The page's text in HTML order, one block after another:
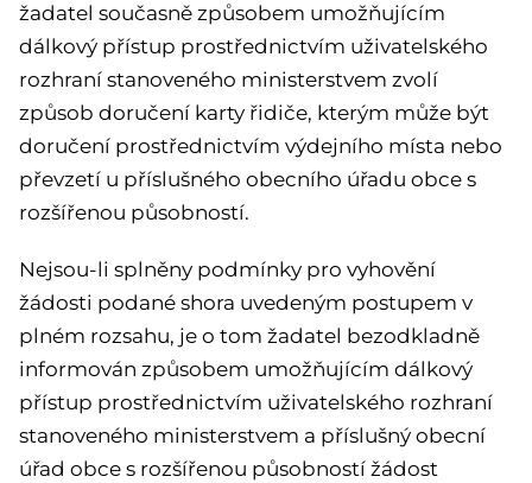
žadatel současně způsobem umožňujícím
dálkový přístup prostřednictvím uživatelského
rozhraní stanoveného ministerstvem zvolí
způsob doručení karty řidiče, kterým může být
doručení prostřednictvím výdejního místa nebo
převzetí u příslušného obecního úřadu obce s
rozšířenou působností.
Nejsou-li splněny podmínky pro vyhovění
žádosti podané shora uvedeným postupem v
plném rozsahu, je o tom žadatel bezodkladně
informován způsobem umožňujícím dálkový
přístup prostřednictvím uživatelského rozhraní
stanoveného ministerstvem a příslušný obecní
úřad obce s rozšířenou působností žádost